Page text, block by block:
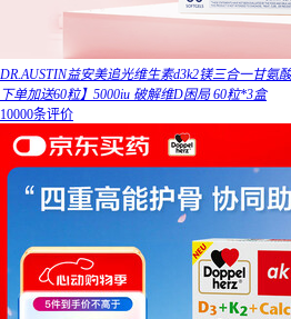
DR.AUSTIN益安美追光维生素d3k2镁三合一甘氨
下单加送60粒】5000iu 破解维D困局 60粒*3盒
10000条评价